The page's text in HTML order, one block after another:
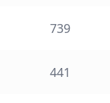
739
441